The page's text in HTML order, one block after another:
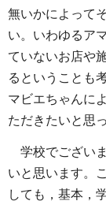
無いかによって
い。いわゆるア
ていないお店や
るということも
マビエちゃんに
ただきたいと思
学校でござい
いと思います。
しても，基本，